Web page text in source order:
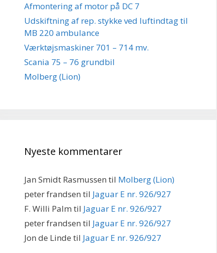
Afmontering af motor på DC 7
Udskiftning af rep. stykke ved luftindtag til
MB 220 ambulance
Værktøjsmaskiner 701 – 714 mv.
Scania 75 – 76 grundbil
Molberg (Lion)
Nyeste kommentarer
Jan Smidt Rasmussen til Molberg (Lion)
peter frandsen til Jaguar E nr. 926/927
F. Willi Palm til Jaguar E nr. 926/927
peter frandsen til Jaguar E nr. 926/927
Jon de Linde til Jaguar E nr. 926/927